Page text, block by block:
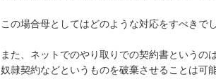
この場合母としてはどのような対応をすべきで
また、ネットでのやり取りでの契約書というの
奴隷契約などというものを破棄させることは可